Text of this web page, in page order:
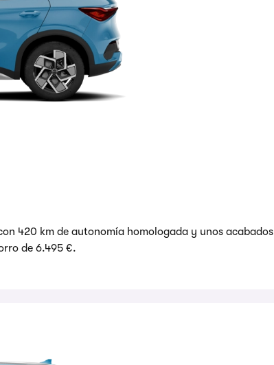
420 km de autonomía homologada y unos acabados
de 6.495 €.